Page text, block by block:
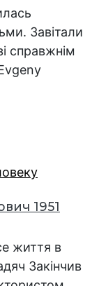
Завітали
справжнім
1951
життя в
Закінчив